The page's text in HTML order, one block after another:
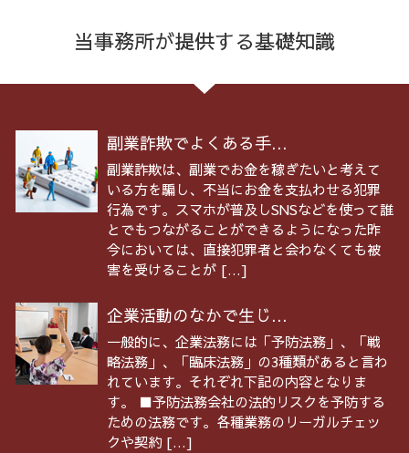
当事務所が提供する基礎知識
副業詐欺でよくある手...
副業詐欺は、副業でお金を稼ぎたいと考えて
いる方を騙し、不当にお金を支払わせる犯罪
行為です。スマホが普及しSNSなどを使って誰
とでもつながることができるようになった昨
今においては、直接犯罪者と会わなくても被
害を受けることが […]
企業活動のなかで生じ...
一般的に、企業法務には「予防法務」、「戦
略法務」、「臨床法務」の3種類があると言わ
れています。それぞれ下記の内容となりま
す。 ■予防法務会社の法的リスクを予防する
ための法務です。各種業務のリーガルチェッ
クや契約 […]